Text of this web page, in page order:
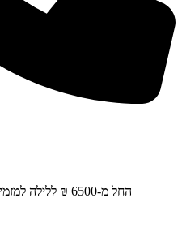
החל מ-‏6500 ₪ ללילה למזמינים לילה אחד בסופ"ש הקרוב